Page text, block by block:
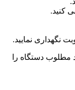
کنید.
نگهداری نمایید.
مطلوب دستگاه را